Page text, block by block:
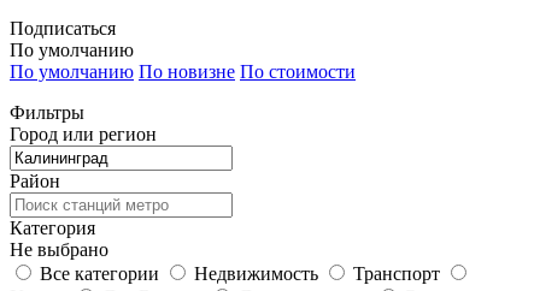
Подписаться
По умолчанию
По умолчанию По новизне По стоимости
Фильтры
Город или регион
Район
Категория
Не выбрано
Все категории
Недвижимость
Транспорт